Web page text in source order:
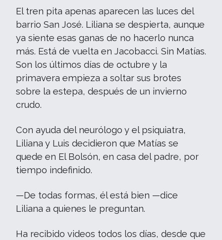
El tren pita apenas aparecen las luces del
barrio San José. Liliana se despierta, aunque
ya siente esas ganas de no hacerlo nunca
más. Está de vuelta en Jacobacci. Sin Matías.
Son los últimos días de octubre y la
primavera empieza a soltar sus brotes
sobre la estepa, después de un invierno
crudo.
Con ayuda del neurólogo y el psiquiatra,
Liliana y Luis decidieron que Matías se
quede en El Bolsón, en casa del padre, por
tiempo indefinido.
—De todas formas, él está bien —dice
Liliana a quienes le preguntan.
Ha recibido videos todos los días, desde que